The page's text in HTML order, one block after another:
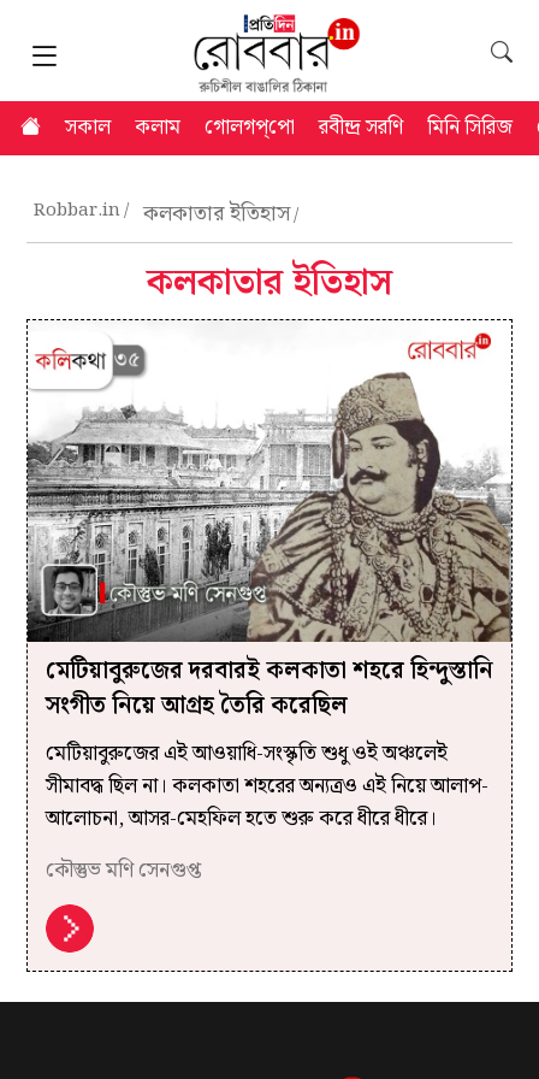
সকাল কলাম গোলগপ্‌পো রবীন্দ্র সরণি মিনি সিরিজ
Robbar.in কলকাতার ইতিহাস
কলকাতার ইতিহাস
মেটিয়াবুরুজের দরবারই কলকাতা শহরে হিন্দুস্তানি
সংগীত নিয়ে আগ্রহ তৈরি করেছিল
মেটিয়াবুরুজের এই আওয়াধি-সংস্কৃতি শুধু ওই অঞ্চলেই
সীমাবদ্ধ ছিল না। কলকাতা শহরের অন্যত্রও এই নিয়ে আলাপ-
আলোচনা, আসর-মেহফিল হতে শুরু করে ধীরে ধীরে।
কৌস্তুভ মণি সেনগুপ্ত